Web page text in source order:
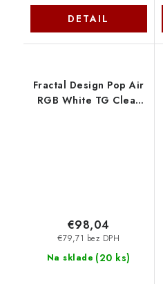
DETAIL
Fractal Design Pop Air
RGB White TG Clear
Na sklade (20 ks)
€79,71 bez DPH
€98,04